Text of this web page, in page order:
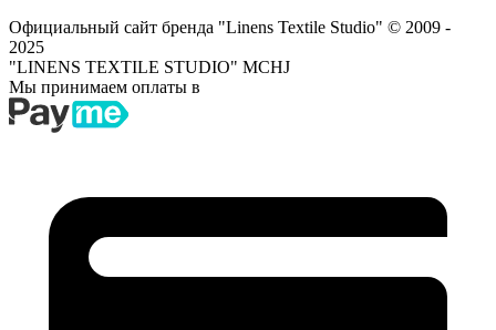
Официальный сайт бренда "Linens Textile Studio" © 2009 -
2025
"LINENS TEXTILE STUDIO" MCHJ
Мы принимаем оплаты в